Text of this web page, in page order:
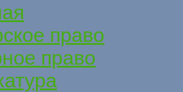
право
право